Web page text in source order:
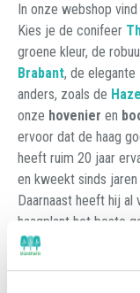
In onze webshop
Kies je de conifeer
groene kleur, de
Brabant, de elegante
anders, zoals de
onze hovenier en
ervoor dat de haag
heeft ruim 20 jaar
en kweekt sinds
Daarnaast heeft hij al
haagplant het beste
heeft om mooi te